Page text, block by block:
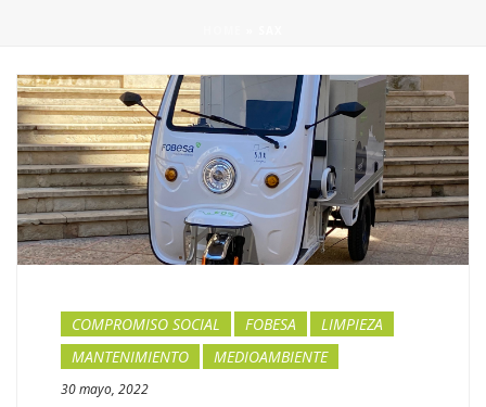
COMPROMISO SOCIAL FOBESA
LIMPIEZA
MANTENIMIENTO
MEDIOAMBIENTE
30 mayo, 2022